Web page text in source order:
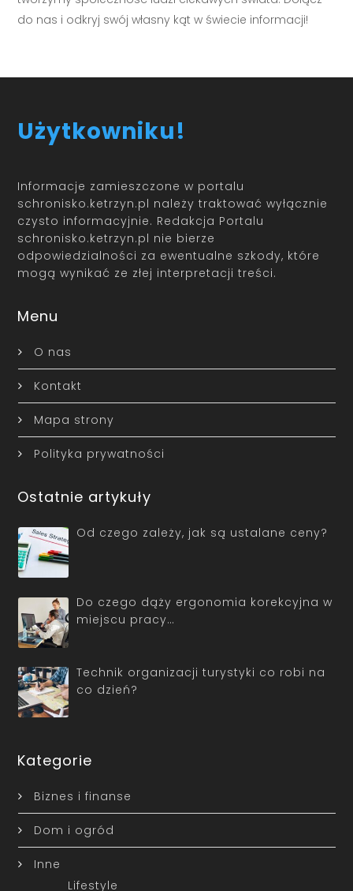
do nas i odkryj swój własny kąt w świecie informacji!
Użytkowniku!
Informacje zamieszczone w portalu
schronisko.ketrzyn.pl należy traktować wyłącznie
czysto informacyjnie. Redakcja Portalu
schronisko.ketrzyn.pl nie bierze
odpowiedzialności za ewentualne szkody, które
mogą wynikać ze złej interpretacji treści.
Menu
O nas
Kontakt
Mapa strony
Polityka prywatności
Ostatnie artykuły
Od czego zależy, jak są ustalane ceny?
Do czego dąży ergonomia korekcyjna w
miejscu pracy…
Technik organizacji turystyki co robi na
co dzień?
Kategorie
Biznes i finanse
Dom i ogród
Inne
Lifestyle